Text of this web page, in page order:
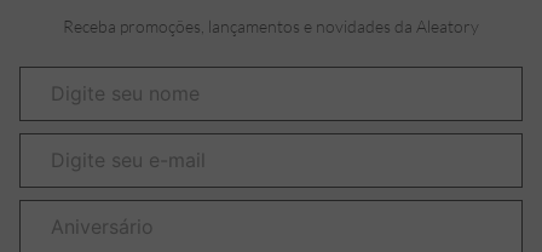
Receba promoções, lançamentos e novidades da Aleatory